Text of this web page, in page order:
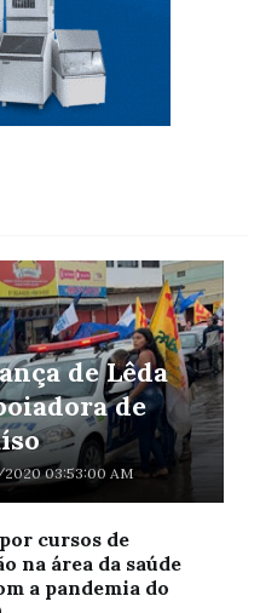
de Lêda
de
03:53:00 AM
cursos de
na área da saúde
a pandemia do